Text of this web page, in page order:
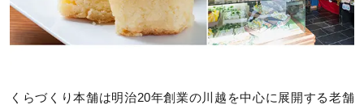
くらづくり本舗は明治20年創業の川越を中心に展開する老舗